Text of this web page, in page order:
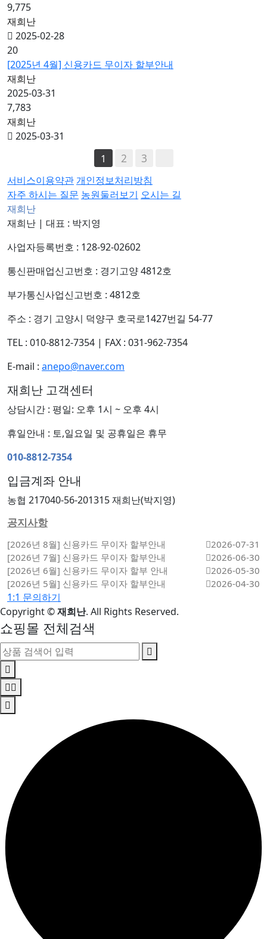
9,775
재희난
2025-02-28
20
[2025년 4월] 신용카드 무이자 할부안내
재희난
2025-03-31
7,783
재희난
2025-03-31
1
2 3
서비스이용약관 개인정보처리방침
자주 하시는 질문 농원둘러보기 오시는 길
재희난
재희난 | 대표 : 박지영
사업자등록번호 : 128-92-02602
통신판매업신고번호 : 경기고양 4812호
부가통신사업신고번호 : 4812호
주소 : 경기 고양시 덕양구 호국로1427번길 54-77
TEL : 010-8812-7354 | FAX : 031-962-7354
E-mail : anepo@naver.com
재희난 고객센터
상담시간 : 평일: 오후 1시 ~ 오후 4시
휴일안내 : 토,일요일 및 공휴일은 휴무
010-8812-7354
입금계좌 안내
농협 217040-56-201315 재희난(박지영)
공지사항
[2026년 8월] 신용카드 무이자 할부안내
2026-07-31
[2026년 7월] 신용카드 무이자 할부안내
2026-06-30
[2026년 6월] 신용카드 무이자 할부 안내
2026-05-30
[2026년 5월] 신용카드 무이자 할부안내
2026-04-30
1:1 문의하기
Copyright©재희난. All Rights Reserved.
쇼핑몰 전체검색